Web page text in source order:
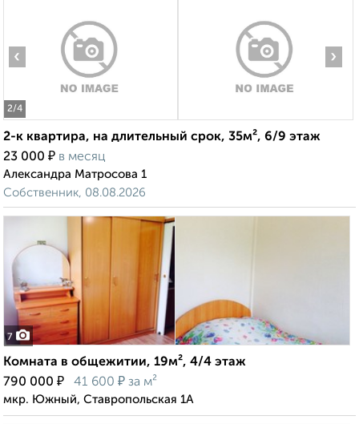
2/4
‹ ›
2-к квартира, на длительный срок, 35м², 6/9 этаж
23 000 ₽ в месяц
Александра Матросова 1
Собственник, 08.08.2026
7
Комната в общежитии, 19м², 4/4 этаж
790 000 ₽ 41 600 ₽ за м²
мкр. Южный, Ставропольская 1А